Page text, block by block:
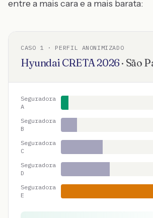
entre a mais cara e a mais barata:
CASO 1 · PERFIL ANONIMIZADO
Hyundai CRETA2026· São
Seguradora
A
Seguradora
B
Seguradora
C
Seguradora
D
Seguradora
E